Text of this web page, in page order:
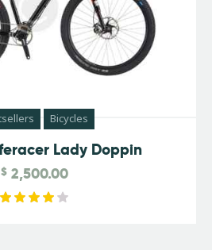
Bicycles
Lady Doppin
$ 2,500.00